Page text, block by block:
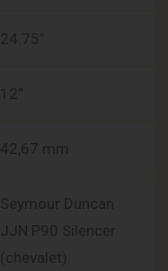
24.75”
12”
42,67 mm
Seymour Duncan
JJN P90 Silencer
(chevalet)